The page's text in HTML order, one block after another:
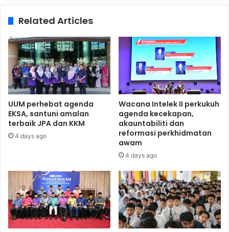
Related Articles
UUM perhebat agenda
EKSA, santuni amalan
terbaik JPA dan KKM
4 days ago
Wacana Intelek II perkukuh
agenda kecekapan,
akauntabiliti dan
reformasi perkhidmatan
awam
4 days ago